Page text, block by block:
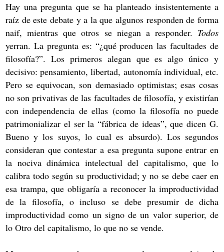
Hay una pregunta que se ha planteado insistentemente a
raíz de este debate y a la que algunos responden de forma
naif, mientras que otros se niegan a responder. Todos
yerran. La pregunta es: “¿qué producen las facultades de
filosofía?”. Los primeros alegan que es algo único y
decisivo: pensamiento, libertad, autonomía individual, etc.
Pero se equivocan, son demasiado optimistas; esas cosas
no son privativas de las facultades de filosofía, y existirían
con independencia de ellas (como la filosofía no puede
patrimonializar el ser la “fábrica de ideas”, que dicen G.
Bueno y los suyos, lo cual es absurdo). Los segundos
consideran que contestar a esa pregunta supone entrar en
la nociva dinámica intelectual del capitalismo, que lo
calibra todo según su productividad; y no se debe caer en
esa trampa, que obligaría a reconocer la improductividad
de la filosofía, o incluso se debe presumir de dicha
improductividad como un signo de un valor superior, de
lo Otro del capitalismo, lo que no se vende.